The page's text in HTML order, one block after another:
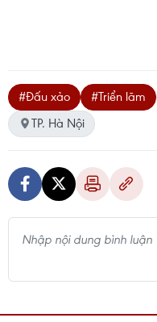
#Đấu xảo #Triển lãm
TP. Hà Nội